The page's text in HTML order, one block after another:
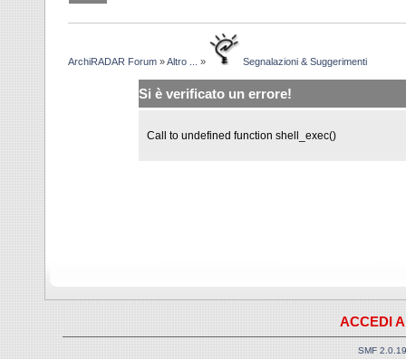
ArchiRADAR Forum »Altro ... » Segnalazioni & Suggerimenti
Si è verificato un errore!
Call to undefined function shell_exec()
ACCEDI
SMF 2.0.19